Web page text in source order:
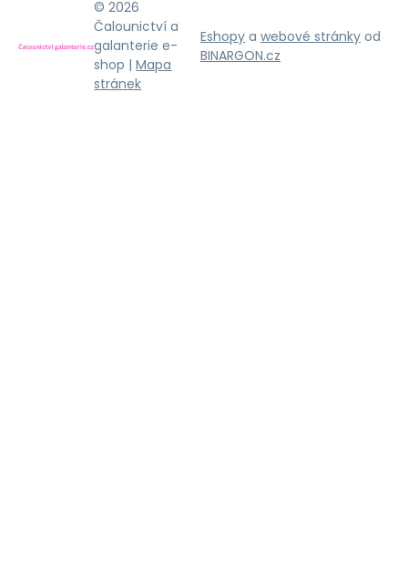
© 2026
Čalounictví a
galanterie e-
shop |Mapa
stránek
Eshopy a webové stránky od
BINARGON.cz